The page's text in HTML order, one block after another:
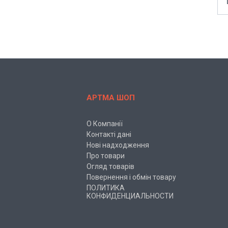
АРТМА ШОП
О Компанії
Контакті дані
Нові надходження
Про товари
Огляд товарів
Повернення і обмін товару
ПОЛИТИКА
КОНФИДЕНЦИАЛЬНОСТИ